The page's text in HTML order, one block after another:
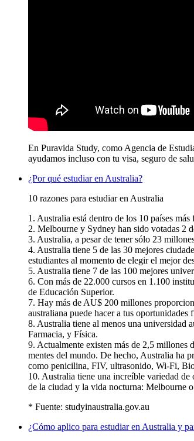
En Puravida Study, como Agencia de
ayudamos incluso con tu visa, seguro de
¿Por qué estudiar en Australia?
10 razones para estudiar en Australia
1. Australia está dentro de los 10 países
2. Melbourne y Sydney han sido votadas 2
3. Australia, a pesar de tener sólo 23
4. Australia tiene 5 de las 30 mejores
estudiantes al momento de elegir el mejor
5. Australia tiene 7 de las 100 mejores
6. Con más de 22.000 cursos en 1.100
de Educación Superior.
7. Hay más de AU$ 200 millones
australiana puede hacer a tus oportunidades
8. Australia tiene al menos una universidad
Farmacia, y Física.
9. Actualmente existen más de 2,5 millones
mentes del mundo. De hecho, Australia ha
como penicilina, FIV, ultrasonido, Wi-Fi,
10. Australia tiene una increíble variedad
de la ciudad y la vida nocturna: Melbourne
* Fuente: studyinaustralia.gov.au
¿Cómo aplico para estudiar en Australia y